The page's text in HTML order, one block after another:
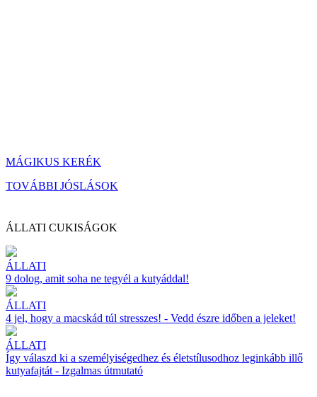
MÁGIKUS KERÉK
TOVÁBBI JÓSLÁSOK
ÁLLATI CUKISÁGOK
ÁLLATI
9 dolog, amit soha ne tegyél a kutyáddal!
ÁLLATI
4 jel, hogy a macskád túl stresszes! - Vedd észre időben a jeleket!
ÁLLATI
Így válaszd ki a személyiségedhez és életstílusodhoz leginkább illő
kutyafajtát - Izgalmas útmutató